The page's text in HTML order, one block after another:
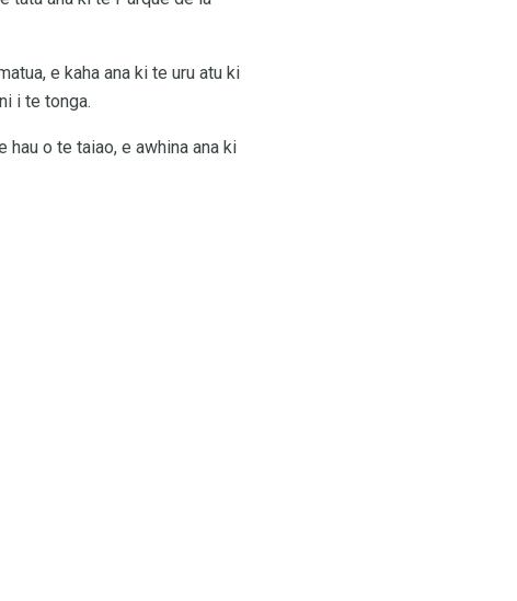
e kaha ana ki te uru atu ki
i te tonga.
hau o te taiao, e awhina ana ki